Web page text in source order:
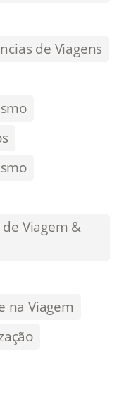
de Viagens
Viagem &
na Viagem